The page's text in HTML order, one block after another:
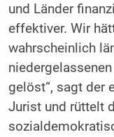
und Länder
effektiver. Wir
wahrscheinlich
gelöst“, sagt der
Jurist und rüttelt